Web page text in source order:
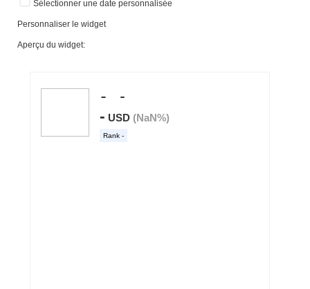
Sélectionner une date personnalisée
Personnaliser le widget
Aperçu du widget: